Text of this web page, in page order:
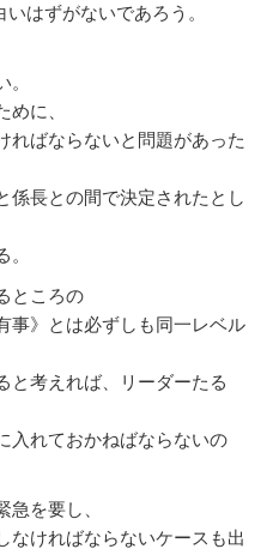
はずがないであろう。
に、
ればならないと問題があった
係長との間で決定されたとし
ところの
事》とは必ずしも同一レベル
と考えれば、リーダーたる
入れておかねばならないの
を要し、
なければならないケースも出